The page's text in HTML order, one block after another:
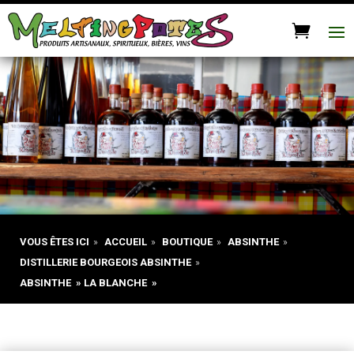
VOUS ÊTES ICI » ACCUEIL » BOUTIQUE » ABSINTHE »
DISTILLERIE BOURGEOIS ABSINTHE »
ABSINTHE » LA BLANCHE »